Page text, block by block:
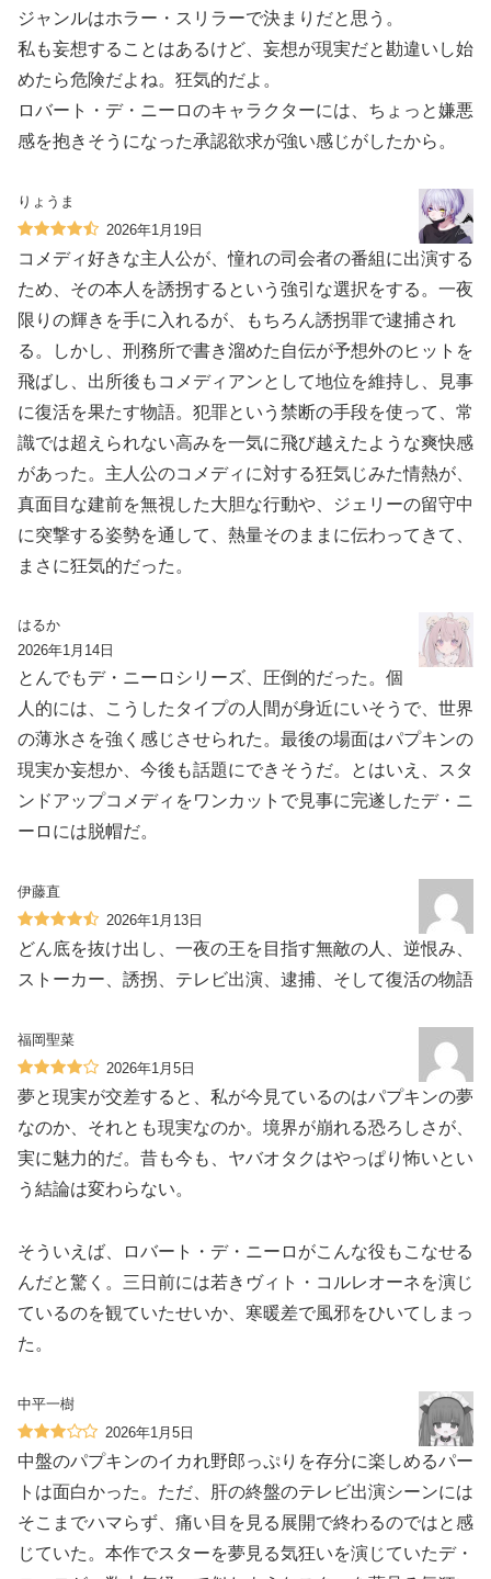
ジャンルはホラー・スリラーで決まりだと思う。
私も妄想することはあるけど、妄想が現実だと勘違いし始
めたら危険だよね。狂気的だよ。
ロバート・デ・ニーロのキャラクターには、ちょっと嫌悪
感を抱きそうになった承認欲求が強い感じがしたから。
りょうま
2026年1月19日
コメディ好きな主人公が、憧れの司会者の番組に出演する
ため、その本人を誘拐するという強引な選択をする。一夜
限りの輝きを手に入れるが、もちろん誘拐罪で逮捕され
る。しかし、刑務所で書き溜めた自伝が予想外のヒットを
飛ばし、出所後もコメディアンとして地位を維持し、見事
に復活を果たす物語。犯罪という禁断の手段を使って、常
識では超えられない高みを一気に飛び越えたような爽快感
があった。主人公のコメディに対する狂気じみた情熱が、
真面目な建前を無視した大胆な行動や、ジェリーの留守中
に突撃する姿勢を通して、熱量そのままに伝わってきて、
まさに狂気的だった。
はるか
2026年1月14日
とんでもデ・ニーロシリーズ、圧倒的だった。個
人的には、こうしたタイプの人間が身近にいそうで、世界
の薄氷さを強く感じさせられた。最後の場面はパプキンの
現実か妄想か、今後も話題にできそうだ。とはいえ、スタ
ンドアップコメディをワンカットで見事に完遂したデ・ニ
ーロには脱帽だ。
伊藤直
2026年1月13日
どん底を抜け出し、一夜の王を目指す無敵の人、逆恨み、
ストーカー、誘拐、テレビ出演、逮捕、そして復活の物語
福岡聖菜
2026年1月5日
夢と現実が交差すると、私が今見ているのはパプキンの夢
なのか、それとも現実なのか。境界が崩れる恐ろしさが、
実に魅力的だ。昔も今も、ヤバオタクはやっぱり怖いとい
う結論は変わらない。
そういえば、ロバート・デ・ニーロがこんな役もこなせる
んだと驚く。三日前には若きヴィト・コルレオーネを演じ
ているのを観ていたせいか、寒暖差で風邪をひいてしまっ
た。
中平一樹
2026年1月5日
中盤のパプキンのイカれ野郎っぷりを存分に楽しめるパー
トは面白かった。ただ、肝の終盤のテレビ出演シーンには
そこまでハマらず、痛い目を見る展開で終わるのではと感
じていた。本作でスターを夢見る気狂いを演じていたデ・